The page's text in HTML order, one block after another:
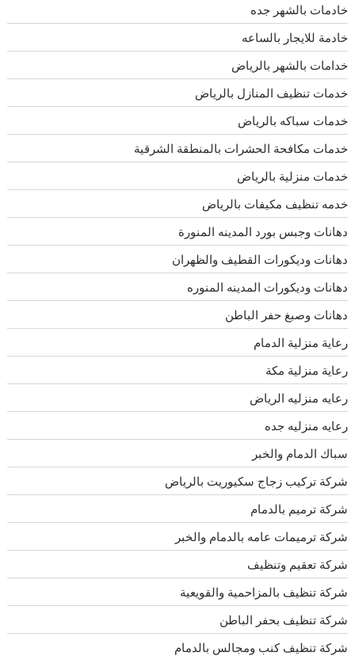
خادمات بالشهر جده
خادمة للايجار بالساعه
خدامات بالشهر بالرياض
خدمات تنظيف المنازل بالرياض
خدمات سباكه بالرياض
خدمات مكافحة الحشرات بالمنطقة الشرقية
خدمات منزلية بالرياض
خدمه تنظيف مكيفات بالرياض
دهانات وجبس بورد المدينه المنورة
دهانات وديكورات القطيف والظهران
دهانات وديكورات المدينه المنوره
دهانات وصبغ حفر الباطن
رعاية منزلية الدمام
رعاية منزلية مكة
رعايه منزليه الرياض
رعايه منزليه جده
سباك الدمام والخبر
شركة تركيب زجاج سكيوريت بالرياض
شركة ترميم بالدمام
شركة ترميمات عامه بالدمام والخبر
شركة تعقيم وتنظيف
شركة تنظيف بالمزاحمية والقويعية
شركة تنظيف بحفر الباطن
شركة تنظيف كنب ومجالس بالدمام